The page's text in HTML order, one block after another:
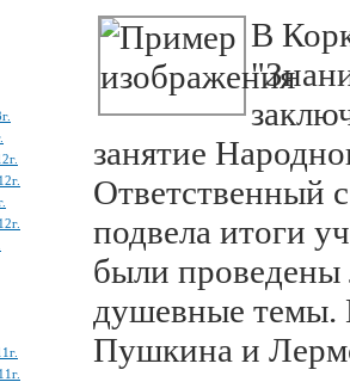
В
занятие
Ответственный
подвела итоги
были
душевные темы.
Пушкина и